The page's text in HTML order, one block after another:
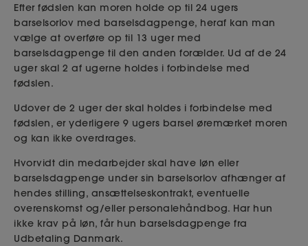
Efter fødslen kan moren holde op til 24 ugers
barselsorlov med barselsdagpenge, heraf kan man
vælge at overføre op til 13 uger med
barselsdagpenge til den anden forælder. Ud af de 24
uger skal 2 af ugerne holdes i forbindelse med
fødslen.
Udover de 2 uger der skal holdes i forbindelse med
fødslen, er yderligere 9 ugers barsel øremærket moren
og kan ikke overdrages.
Hvorvidt din medarbejder skal have løn eller
barselsdagpenge under sin barselsorlov afhænger af
hendes stilling, ansættelseskontrakt, eventuelle
overenskomst og/eller personalehåndbog. Har hun
ikke krav på løn, får hun barselsdagpenge fra
Udbetaling Danmark.